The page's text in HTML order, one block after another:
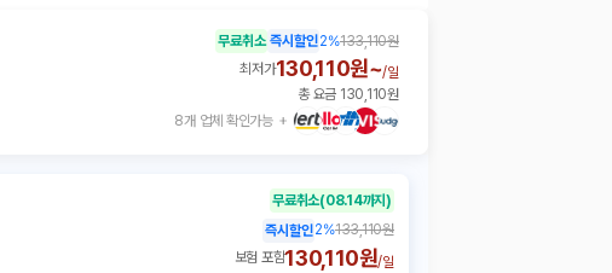
8개 업체 확인가능
무료취소 즉시할인2%133,110원
최저가130,110원~/일
총 요금 130,110원
무료취소(08.14까지)
즉시할인2%133,110원
보험 포함130,110원/일